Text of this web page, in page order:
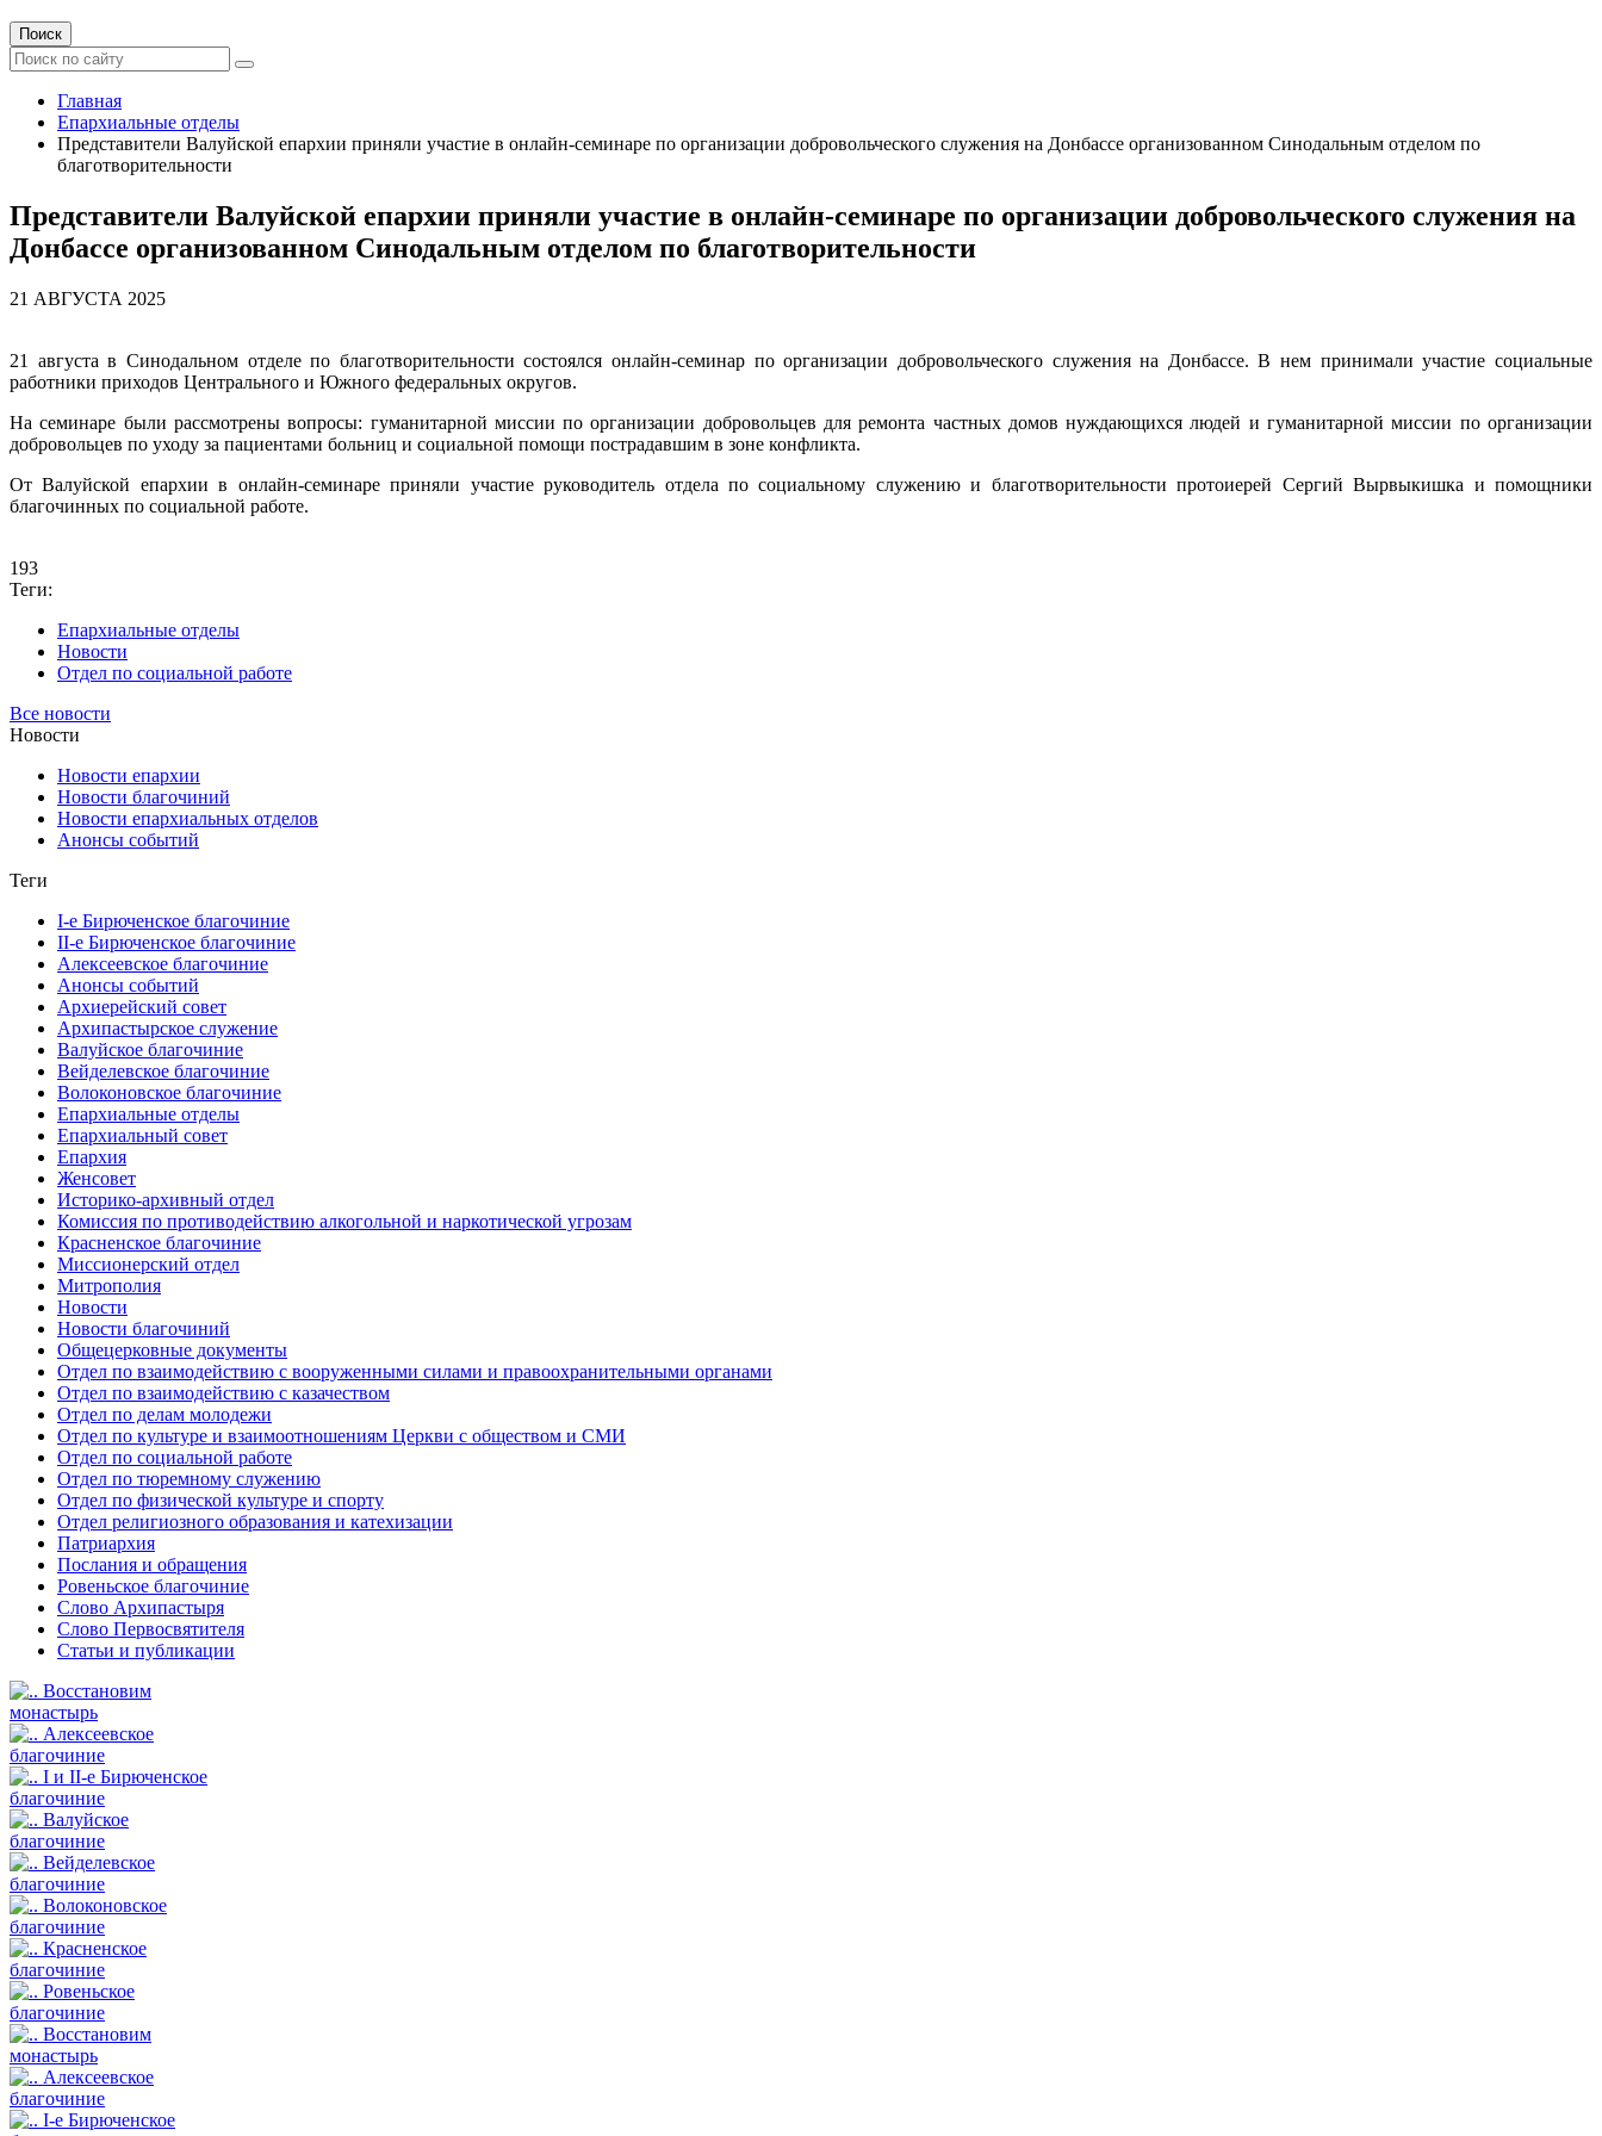
Поиск
Главная
Епархиальные отделы
Представители Валуйской епархии приняли участие в онлайн-семинаре по организации добровольческого служения на Донбассе организованном Синодальным отделом по
благотворительности
Представители Валуйской епархии приняли участие в онлайн-семинаре по организации добровольческого служения на
Донбассе организованном Синодальным отделом по благотворительности
21 АВГУСТА 2025
21 августа в Синодальном отделе по благотворительности состоялся онлайн-семинар по организации добровольческого служения на Донбассе. В нем принимали участие социальные
работники приходов Центрального и Южного федеральных округов.
На семинаре были рассмотрены вопросы: гуманитарной миссии по организации добровольцев для ремонта частных домов нуждающихся людей и гуманитарной миссии по организации
добровольцев по уходу за пациентами больниц и социальной помощи пострадавшим в зоне конфликта.
От Валуйской епархии в онлайн-семинаре приняли участие руководитель отдела по социальному служению и благотворительности протоиерей Сергий Вырвыкишка и помощники
благочинных по социальной работе.
193
Теги:
Епархиальные отделы
Новости
Отдел по социальной работе
Все новости
Новости
Новости епархии
Новости благочиний
Новости епархиальных отделов
Анонсы событий
Теги
I-е Бирюченское благочиние
II-е Бирюченское благочиние
Алексеевское благочиние
Анонсы событий
Архиерейский совет
Архипастырское служение
Валуйское благочиние
Вейделевское благочиние
Волоконовское благочиние
Епархиальные отделы
Епархиальный совет
Епархия
Женсовет
Историко-архивный отдел
Комиссия по противодействию алкогольной и наркотической угрозам
Красненское благочиние
Миссионерский отдел
Митрополия
Новости
Новости благочиний
Общецерковные документы
Отдел по взаимодействию с вооруженными силами и правоохранительными органами
Отдел по взаимодействию с казачеством
Отдел по делам молодежи
Отдел по культуре и взаимоотношениям Церкви с обществом и СМИ
Отдел по социальной работе
Отдел по тюремному служению
Отдел по физической культуре и спорту
Отдел религиозного образования и катехизации
Патриархия
Послания и обращения
Ровеньское благочиние
Слово Архипастыря
Слово Первосвятителя
Статьи и публикации
Восстановим
монастырь
Алексеевское
благочиние
I и II-е Бирюченское
благочиние
Валуйское
благочиние
Вейделевское
благочиние
Волоконовское
благочиние
Красненское
благочиние
Ровеньское
благочиние
Восстановим
монастырь
Алексеевское
благочиние
I-е Бирюченское